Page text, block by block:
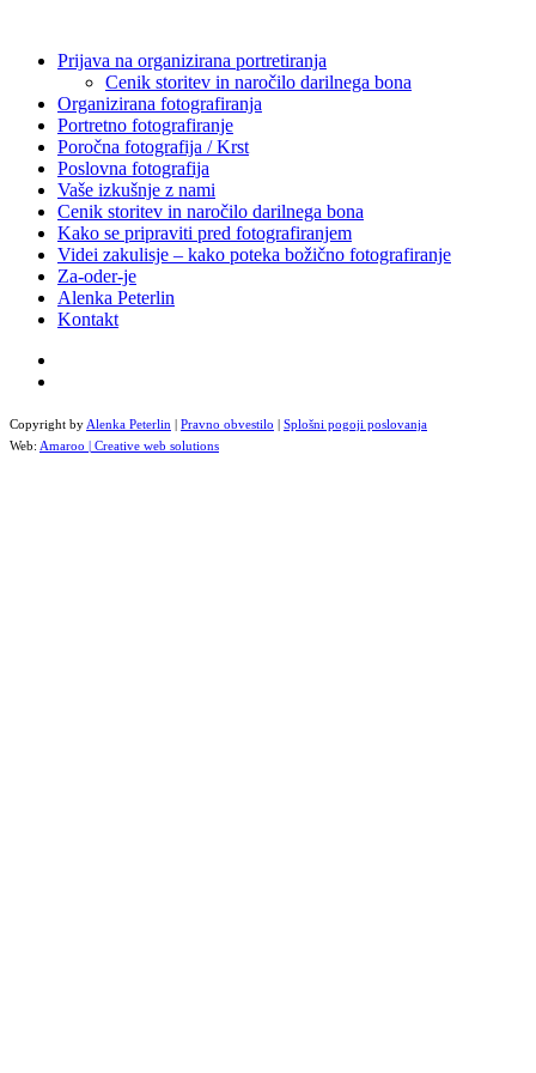
Prijava na organizirana portretiranja
Cenik storitev in naročilo darilnega bona
Organizirana fotografiranja
Portretno fotografiranje
Poročna fotografija / Krst
Poslovna fotografija
Vaše izkušnje z nami
Cenik storitev in naročilo darilnega bona
Kako se pripraviti pred fotografiranjem
Videi zakulisje – kako poteka božično fotografiranje
Za-oder-je
Alenka Peterlin
Kontakt
Copyright by Alenka Peterlin | Pravno obvestilo | Splošni pogoji poslovanja
Web: Amaroo | Creative web solutions